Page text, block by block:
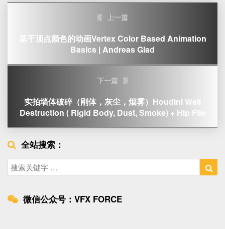
上一篇
基于顶点颜色的动画Vertex Color Based Animation
Basics | Andreas Glad
下一篇
实拍墙体破碎（刚体，灰尘，烟雾）Houdini Wall
Destruction ( Rigid Body, Dust, Smoke) + Hip File
全站搜索：
Search
for:
微信公众号：VFX FORCE